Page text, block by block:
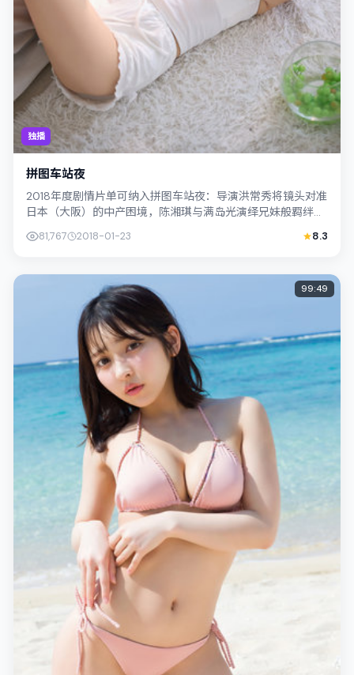
独播
拼图车站夜
2018年度剧情片单可纳入拼图车站夜：导演洪常秀将镜头对准
日本（大阪）的中产困境，陈湘琪与满岛光演绎兄妹般羁绊，
81,767 2018-01-23 8.3
99:49